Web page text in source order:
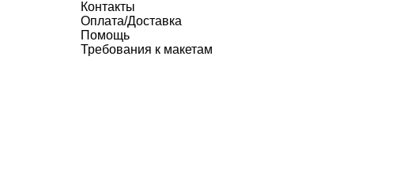
Контакты
Оплата/Доставка
Помощь
Требования к макетам